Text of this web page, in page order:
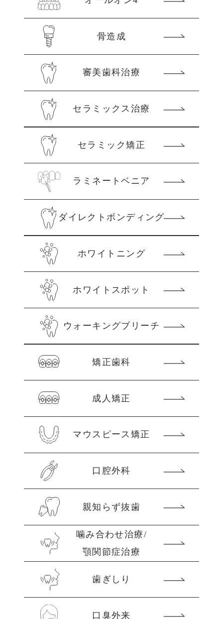
骨造成
審美歯科治療
セラミックス治療
セラミック矯正
ラミネートベニア
ダイレクトボンディング
ホワイトニング
ホワイトスポット
ウォーキングブリーチ
矯正歯科
成人矯正
マウスピース矯正
口腔外科
親知らず抜歯
噛み合わせ治療/
顎関節症治療
歯ぎしり
口臭外来